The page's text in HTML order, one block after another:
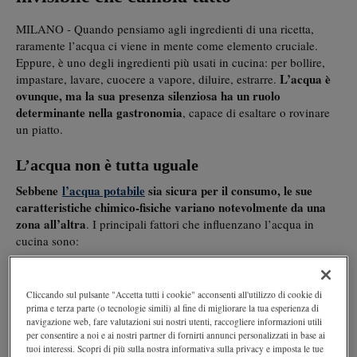
MILANO - Quando pensiamo agli ingredienti di una ricetta,
raramente l’acqua ci viene in mente come elemento cruciale.
Eppure, è uno degli ingredienti più usati in cucina: per bollire,
impastare, lavare, cuocere a vapore, diluire, estrarre. L’acqua è
ovunque, ma la sua presenza silenziosa ha un ruolo
determinante nella gastronomia, capace di esaltare o rovinare
un piatto.
L’acqua non è tutta uguale
Sebbene l’acqua potabile sia sicura per il consumo, le sue
caratteristiche chimico-fisiche variano notevolmente da una
zona all’altra. I principali fattori che influenzano l’acqua in
cucina sono:
pH
Residuo fisso(quantità totale di sali disciolti)
Presenza di cloro(per disinfezione)
Cliccando sul pulsante "Accetta tutti i cookie" acconsenti all'utilizzo di cookie di
prima e terza parte (o tecnologie simili) al fine di migliorare la tua esperienza di
navigazione web, fare valutazioni sui nostri utenti, raccogliere informazioni utili
per consentire a noi e ai nostri partner di fornirti annunci personalizzati in base ai
tuoi interessi. Scopri di più sulla nostra informativa sulla privacy e imposta le tue